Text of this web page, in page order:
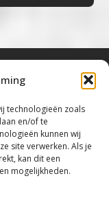
technologieën zoals
en/of te
kunnen wij
site verwerken. Als je
kan dit een
mogelijkheden.
Roots &
Music – All